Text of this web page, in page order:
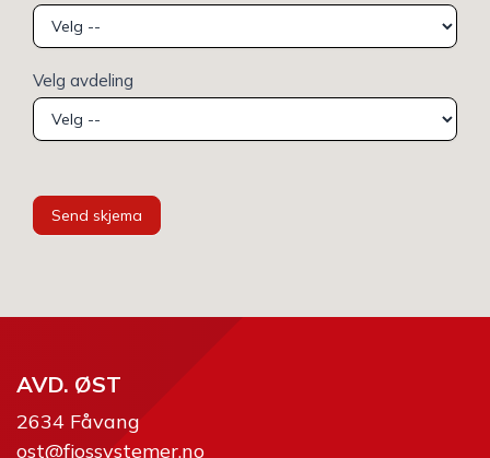
Velg avdeling
Send skjema
AVD. ØST
2634 Fåvang
ost@fjossystemer.no